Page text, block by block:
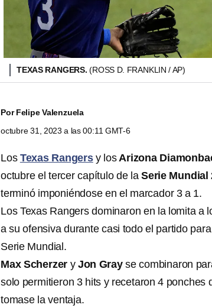
TEXAS RANGERS.(ROSS D. FRANKLIN / AP)
PorFelipe Valenzuela
octubre 31, 2023 a las 00:11 GMT-6
Los Texas Rangersy losArizona
octubre el tercer capítulo de laSerie Mundial
terminó imponiéndose en el marcador 3 a 1.
Los Texas Rangers dominaron en la lomita a
a su ofensiva durante casi todo el partido
Serie Mundial.
Max Scherzer yJon Grayse combinaron
solo permitieron 3 hits y recetaron 4 ponches
tomase la ventaja.